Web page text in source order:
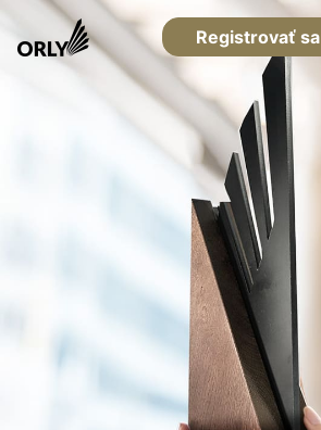
Registrovať sa